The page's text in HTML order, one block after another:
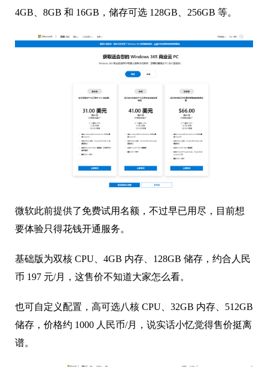
4GB、8GB 和 16GB，储存可选 128GB、256GB 等。
微软此前提供了免费试用名额，不过早已用尽，目前想
要体验只得花钱开通服务。
基础版为双核 CPU、4GB 内存、128GB 储存，约合人民
币 197 元/月，这售价不知道大家怎么看。
也可自定义配置，高可选八核 CPU、32GB 内存、512GB
储存，价格约 1000 人民币/月，说实话小忆觉得售价挺离
谱。